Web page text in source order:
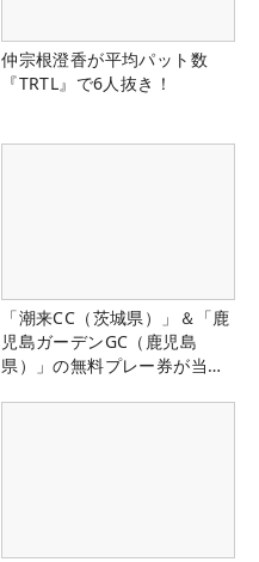
仲宗根澄香が平均パット数
『TRTL』で6人抜き！
「潮来CC（茨城県）」＆「鹿
児島ガーデンGC（鹿児島
県）」の無料プレー券が当た